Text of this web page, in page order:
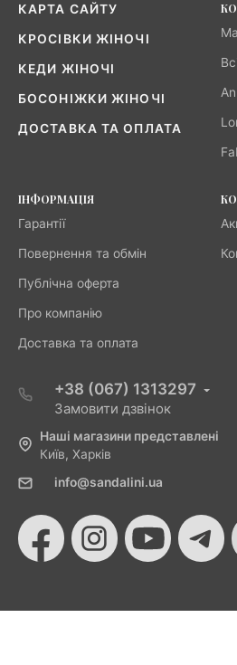
КАРТА САЙТУ
КРОСІВКИ ЖІНОЧІ
КЕДИ ЖІНОЧІ
БОСОНІЖКИ ЖІНОЧІ
ДОСТАВКА ТА ОПЛАТА
ІНФОРМАЦІЯ
Гарантії
Повернення та обмін
Публічна оферта
Про компанію
Доставка та оплата
+38 (067) 1313297
Замовити дзвінок
Наші магазини представлені
Київ, Харків
info@sandalini.ua